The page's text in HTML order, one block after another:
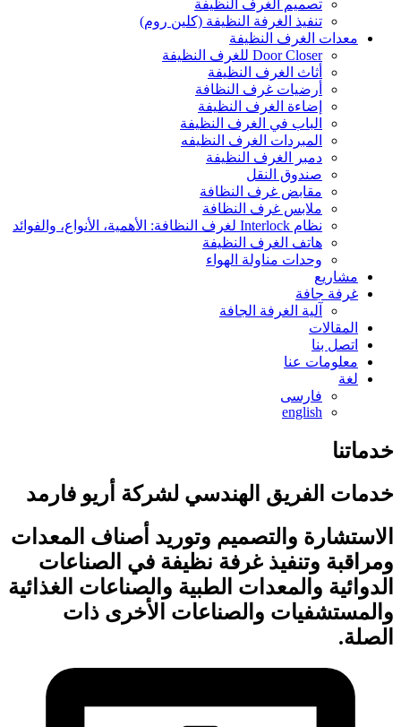
تصميم الغرف النظيفة
تنفيذ الغرفة النظيفة (كلين روم)
معدات الغرف النظيفة
Door Closer للغرف النظيفة
أثاث الغرف النظيفة
أرضيات غرف النظافة
إضاءة الغرف النظيفة
الباب في الغرف النظيفة
المبردات الغرف النظیفه
دمبر الغرف النظيفة
صندوق النقل
مقابض غرف النظافة
ملابس غرف النظافة
نظام Interlock لغرف النظافة: الأهمية، الأنواع، والفوائد
هاتف الغرف النظيفة
وحدات مناولة الهواء
مشاريع
غرفة جافة
آلية الغرفة الجافة
المقالات
اتصل بنا
معلومات عنا
لغة
فارسی
english
خدماتنا
خدمات الفريق الهندسي لشركة أريو فارمد
الاستشارة والتصميم وتوريد أصناف المعدات
ومراقبة وتنفيذ غرفة نظيفة في الصناعات
الدوائية والمعدات الطبية والصناعات الغذائية
والمستشفيات والصناعات الأخرى ذات
الصلة.